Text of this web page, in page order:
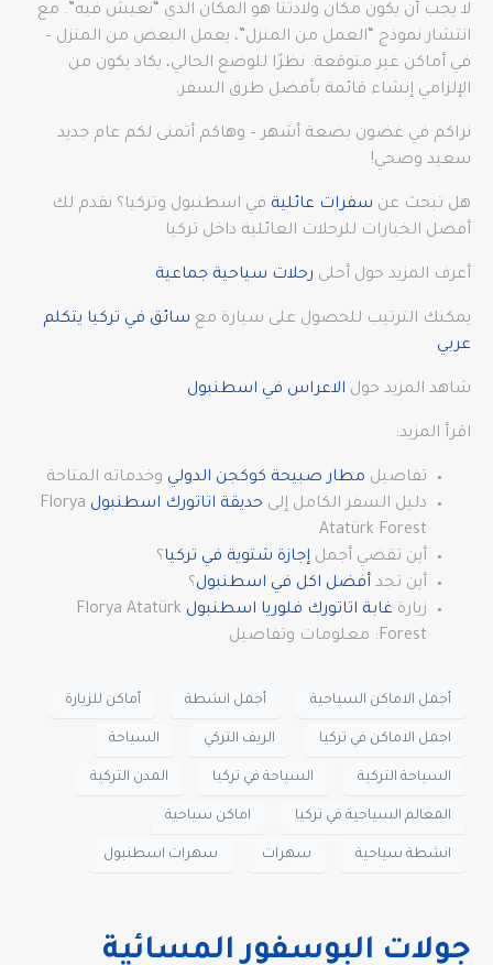
لا يجب أن يكون مكان ولادتنا هو المكان الذي “نعيش فيه”. مع
انتشار نموذج “العمل من المنزل”، يعمل البعض من المنزل –
في أماكن غير متوقعة. نظرًا للوضع الحالي، يكاد يكون من
الإلزامي إنشاء قائمة بأفضل طرق السفر.
نراكم في غضون بضعة أشهر – وهاكم أتمنى لكم عام جديد
سعيد وصحي!
هل تبحث عن سفرات عائلية في اسطنبول وتركيا؟ نقدم لك
أفضل الخيارات للرحلات العائلية داخل تركيا
أعرف المزيد حول أحلى رحلات سياحية جماعية
يمكنك الترتيب للحصول على سيارة مع سائق في تركيا يتكلم
عربي
شاهد المزيد حول الاعراس في اسطنبول
اقرأ المزيد:
تفاصيل مطار صبيحة كوكجن الدولي وخدماته المتاحة
دليل السفر الكامل إلى حديقة اتاتورك اسطنبول Florya
Atatürk Forest
أين تقضي أجمل إجازة شتوية في تركيا؟
أين تجد أفضل اكل في اسطنبول؟
زيارة غابة اتاتورك فلوريا اسطنبول Florya Atatürk
Forest: معلومات وتفاصيل
أجمل الاماكن السياحية أجمل انشطة أماكن للزيارة
اجمل الاماكن في تركيا الريف التركي السياحة
السياحة التركية السياحة في تركيا المدن التركية
المعالم السياحية في تركيا اماكن سياحية
انشطة سياحية سهرات سهرات اسطنبول
جولات البوسفور المسائية